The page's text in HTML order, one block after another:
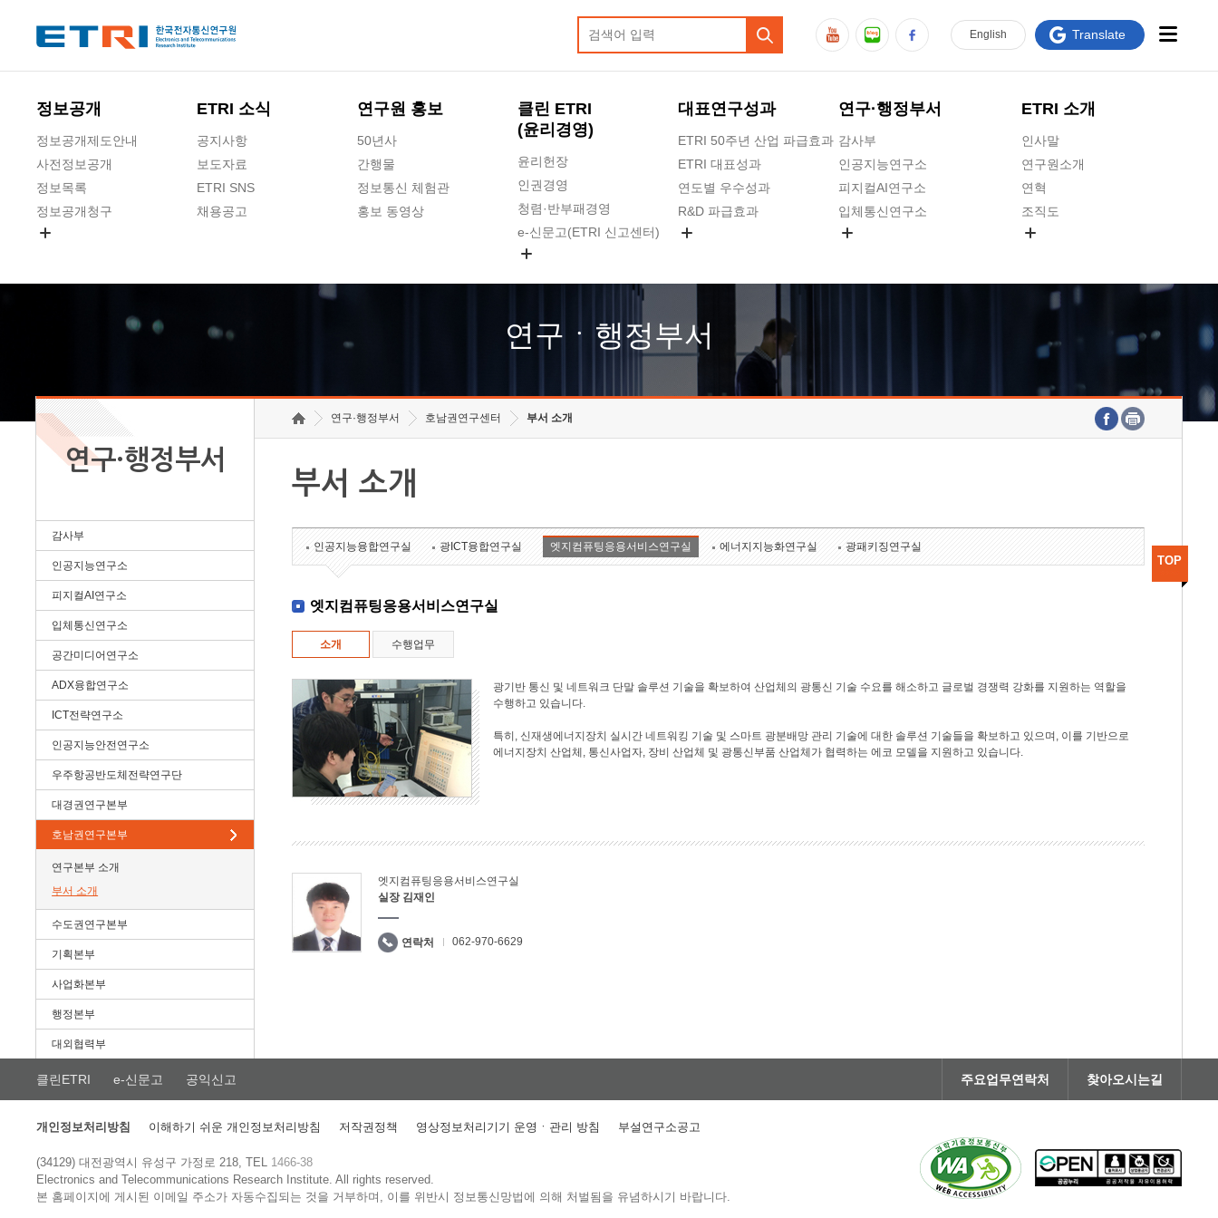
정보공개
정보공개제도안내
사전정보공개
정보목록
정보공개청구
ETRI 소식
공지사항
보도자료
ETRI SNS
채용공고
연구원 홍보
50년사
간행물
정보통신 체험관
홍보 동영상
클린 ETRI
(윤리경영)
윤리헌장
인권경영
청렴·반부패경영
e-신문고(ETRI 신고센터)
고객의소리
수의계약 현황
대표연구성과
ETRI 50주년 산업 파급효과
ETRI 대표성과
연도별 우수성과
R&D 파급효과
연구·행정부서
감사부
인공지능연구소
피지컬AI연구소
입체통신연구소
호남권연구본부
기획본부
ETRI 소개
인사말
연구원소개
연혁
조직도
연구원 고객헌장
주요업무연락처
English Translate
연구ㆍ행정부서
연구·행정부서
감사부
인공지능연구소
피지컬AI연구소
입체통신연구소
공간미디어연구소
ADX융합연구소
ICT전략연구소
인공지능안전연구소
우주항공반도체전략연구단
대경권연구본부
호남권연구본부
연구본부 소개
부서 소개
수도권연구본부
기획본부
사업화본부
행정본부
대외협력부
연구·행정부서 호남권연구센터 부서 소개
부서 소개
인공지능융합연구실 광ICT융합연구실 엣지컴퓨팅응용서비스연구실 에너지지능화연구실 광패키징연구실
엣지컴퓨팅응용서비스연구실
소개 수행업무
광기반 통신 및 네트워크 단말 솔루션 기술을 확보하여 산업체의 광통신 기술 수요를 해소하고 글로벌 경쟁력 강화를 지원하는 역할을
수행하고 있습니다.
특히, 신재생에너지장치 실시간 네트워킹 기술 및 스마트 광분배망 관리 기술에 대한 솔루션 기술들을 확보하고 있으며, 이를 기반으로
에너지장치 산업체, 통신사업자, 장비 산업체 및 광통신부품 산업체가 협력하는 에코 모델을 지원하고 있습니다.
엣지컴퓨팅응용서비스연구실
실장 김재인
연락처 062-970-6629
TOP
클린ETRI e-신문고 공익신고 주요업무연락처 찾아오시는길
개인정보처리방침 이해하기 쉬운 개인정보처리방침 저작권정책 영상정보처리기기 운영ㆍ관리 방침 부설연구소공고
(34129) 대전광역시 유성구 가정로 218, TEL 1466-38
Electronics and Telecommunications Research Institute.All rights reserved.
본 홈페이지에 게시된 이메일 주소가 자동수집되는 것을 거부하며, 이를 위반시 정보통신망법에 의해 처벌됨을 유념하시기 바랍니다.